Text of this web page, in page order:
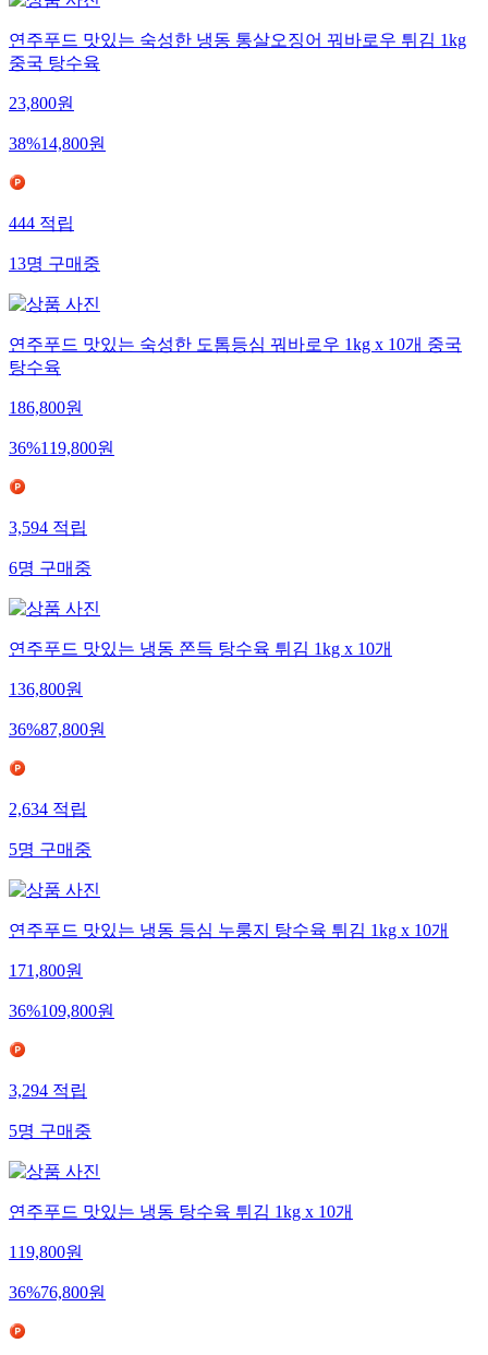
연주푸드 맛있는 숙성한 냉동 통살오징어 꿔바로우 튀김 1kg
중국 탕수육
23,800원
38%14,800원
444 적립
13명 구매중
연주푸드 맛있는 숙성한 도톰등심 꿔바로우 1kg x 10개 중국
탕수육
186,800원
36%119,800원
3,594 적립
6명 구매중
연주푸드 맛있는 냉동 쫀득 탕수육 튀김 1kg x 10개
136,800원
36%87,800원
2,634 적립
5명 구매중
연주푸드 맛있는 냉동 등심 누룽지 탕수육 튀김 1kg x 10개
171,800원
36%109,800원
3,294 적립
5명 구매중
연주푸드 맛있는 냉동 탕수육 튀김 1kg x 10개
119,800원
36%76,800원